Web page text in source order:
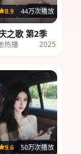
40集
8.9 44万次播放
之歌 第2季
热播 2025
116分钟
9.6 50万次播放